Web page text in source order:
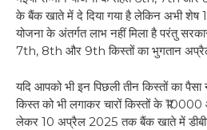
के बैंक खाते में दे दिया गया है लेकिन अभी शेष
योजना के अंतर्गत लाभ नहीं मिला है परंतु
7th, 8th और 9th किस्तों का भुगतान अप्रैल
यदि आपको भी इन पिछली तीन किस्तों का
किस्त को भी लगाकर चारों किस्तों के
लेकर 10 अप्रैल 2025 तक बैंक खाते में